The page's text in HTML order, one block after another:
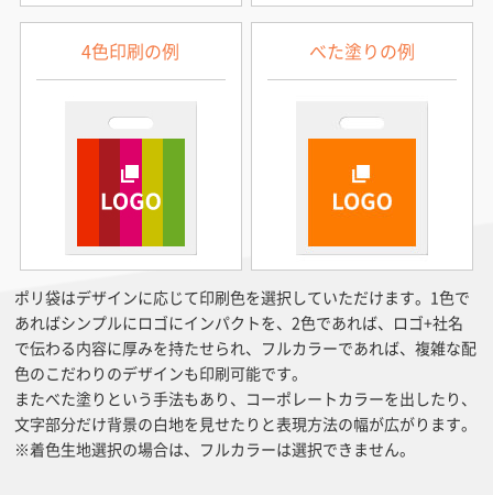
4色印刷の例 べた塗りの例
ポリ袋はデザインに応じて印刷色を選択していただけます。1色で
あればシンプルにロゴにインパクトを、2色であれば、ロゴ+社名
で伝わる内容に厚みを持たせられ、フルカラーであれば、複雑な配
色のこだわりのデザインも印刷可能です。
またべた塗りという手法もあり、コーポレートカラーを出したり、
文字部分だけ背景の白地を見せたりと表現方法の幅が広がります。
※着色生地選択の場合は、フルカラーは選択できません。